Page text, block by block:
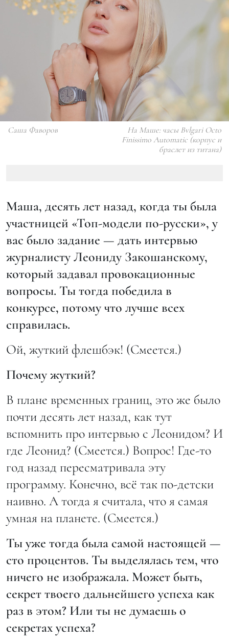
Саша Фаворов
На Маше: часы Bvlgari Octo
Finissimo Automatic (корпус и
браслет из титана)
Маша, десять лет назад, когда ты была
участницей «Топ-модели по-русски», у
вас было задание — дать интервью
журналисту Леониду Закошанскому,
который задавал провокационные
вопросы. Ты тогда победила в
конкурсе, потому что лучше всех
справилась.
Ой, жуткий флешбэк! (Смеется.)
Почему жуткий?
В плане временных границ, это же было
почти десять лет назад, как тут
вспомнить про интервью с Леонидом? И
где Леонид? (Смеется.) Вопрос! Где-то
год назад пересматривала эту
программу. Конечно, всё так по-детски
наивно. А тогда я считала, что я самая
умная на планете. (Смеется.)
Ты уже тогда была самой настоящей —
сто процентов. Ты выделялась тем, что
ничего не изображала. Может быть,
секрет твоего дальнейшего успеха как
раз в этом? Или ты не думаешь о
секретах успеха?